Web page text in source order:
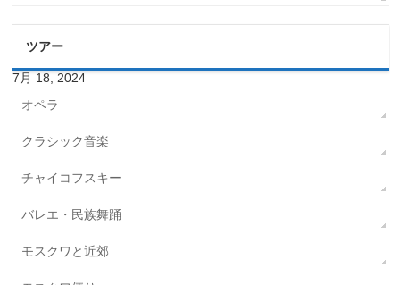
ツアー
7月 18, 2024
オペラ
クラシック音楽
チャイコフスキー
バレエ・民族舞踊
モスクワと近郊